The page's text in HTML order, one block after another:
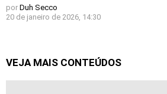
por Duh Secco
20 de janeiro de 2026, 14:30
VEJA MAIS CONTEÚDOS